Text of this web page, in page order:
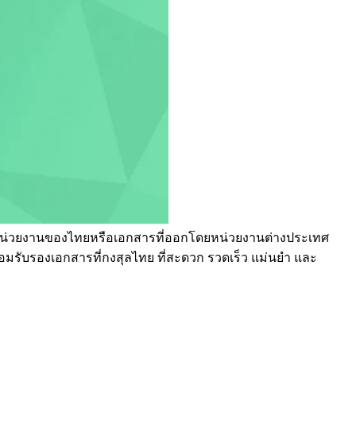
ยงานของไทยหรือเอกสารที่ออกโดยหน่วยงานต่างประเทศ
รับรองเอกสารที่กงสุลไทย ที่สะดวก รวดเร็ว แม่นยำ และ